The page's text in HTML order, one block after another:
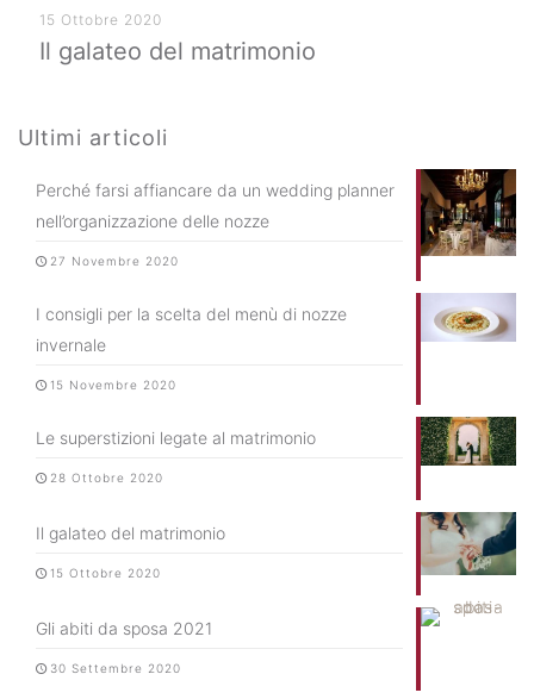
15 Ottobre 2020
Il galateo del matrimonio
Ultimi articoli
Perché farsi affiancare da un wedding planner
nell’organizzazione delle nozze
27 Novembre 2020
I consigli per la scelta del menù di nozze
invernale
15 Novembre 2020
Le superstizioni legate al matrimonio
28 Ottobre 2020
Il galateo del matrimonio
15 Ottobre 2020
Gli abiti da sposa 2021
30 Settembre 2020